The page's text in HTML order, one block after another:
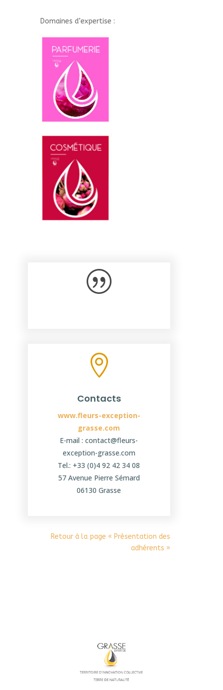
Domaines d’expertise :
|

Contacts
www.fleurs-exception-
grasse.com
E-mail : contact@fleurs-
exception-grasse.com
Tel.: +33 (0)4 92 42 34 08
57 Avenue Pierre Sémard
06130 Grasse
Retour à la page « Présentation des
adhérents »